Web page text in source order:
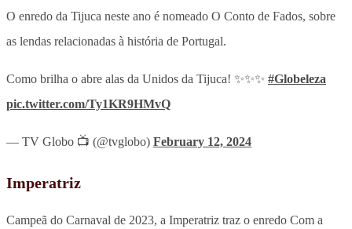
O enredo da Tijuca neste ano é nomeado O Conto de Fados, sobre
as lendas relacionadas à história de Portugal.
Como brilha o abre alas da Unidos da Tijuca! ✨✨✨ #Globeleza
pic.twitter.com/Ty1KR9HMvQ
— TV Globo 📺 (@tvglobo) February 12, 2024
Imperatriz
Campeã do Carnaval de 2023, a Imperatriz traz o enredo Com a